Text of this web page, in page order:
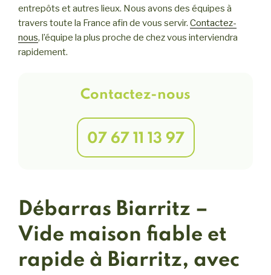
entrepôts et autres lieux. Nous avons des équipes à
travers toute la France afin de vous servir. Contactez-
nous, l’équipe la plus proche de chez vous interviendra
rapidement.
Contactez-nous
07 67 11 13 97
Débarras Biarritz –
Vide maison fiable et
rapide à Biarritz, avec